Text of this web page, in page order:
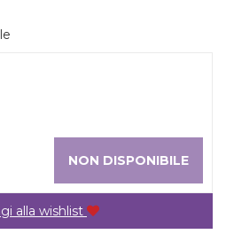
NON DISPONIBILE
alla wishlist